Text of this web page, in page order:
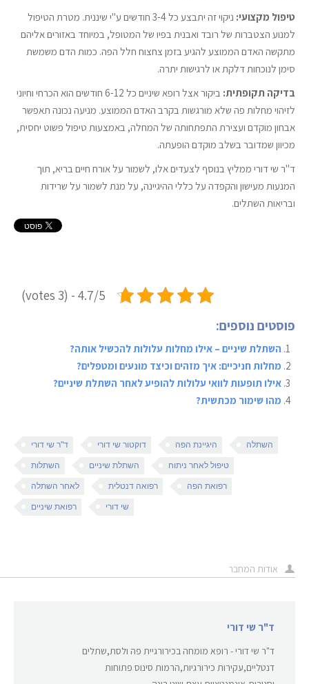
טיפול מקצועי:
ניקוי זה יתבצע כל 3-4 חודשים ע"י שיננית. מטרת הטיפול
למנוע הצטברות של רובד ואבנית בפיו של המטופל, במיוחד באזורים אליהם
מתקשה האדם הממוצע להגיע בזמן צחצוח חלל הפה. כמות הדם משמשת
סימן לנוכחות דלקת או לרגישות יתרה.
בדיקה תקופתית:
ביקור אצל רופא שיניים כל 6-12 חודשים הוא הכרחי וחיוני
לזיהוי מחלות פה שלא מורגשות בקרב האדם הממוצע. מניעה נכונה תאפשר
אבחון מוקדם ועצירת התפתחותה של המחלה, באמצעות טיפול פשוט יחסית,
מכיוון שמדובר בשלב מוקדם הופעתה.
ד"ר שי דורי ממליץ בנוסף לצעדים אלו, לשמור על אורח חיים בריא, תוך
המנעות מעישון והקפדה על כללי ההיגיינה, על מנת לשמור על שרידות
ובריאות השתלים.
4.7/5 - (3 votes)
פוסטים נוספים:
השתלת שיניים – אילו מחלות עלולות להכשיל אותה?
מחלות חניכיים: איך מזהים וכיצד מונעים ומטפלים?
אילו תופעות לוואי עלולות להופיע לאחר השתלת שיניים?
מהו שימור מכתשית?
ד"ר שי דורי דוקטור שי דורי היגיינת הפה השתלה
השתלות השתלת שיניים טיפול לאחר ניתוח
לאחר השתלה רפואה דנטלית רפואת הפה
רפואת שיניים שי דורי
אודות המחבר
ד"ר שי דורי
ד"ר שי דורי - רופא מומחה בכירורגיית פה ולסת,שתלים
דנטליים,עקירות כירורגיות,הרמות סינוס פתוחות